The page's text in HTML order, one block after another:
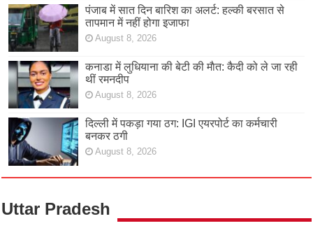
पंजाब में सात दिन बारिश का अलर्ट: हल्की बरसात से
तापमान में नहीं होगा इजाफा
August 8, 2026
कनाडा में लुधियाना की बेटी की माैत: कैदी को ले जा रही
थीं रमनदीप
August 8, 2026
दिल्ली में पकड़ा गया ठग: IGI एयरपोर्ट का कर्मचारी
बनकर ठगी
August 8, 2026
Uttar Pradesh